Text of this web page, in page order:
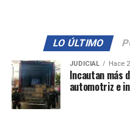
LO ÚLTIMO
JUDICIAL Hace
Incautan más
automotriz e